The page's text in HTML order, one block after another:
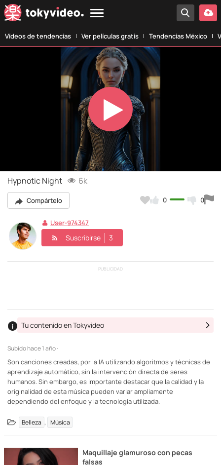
Vídeos de tendencias Ver películas gratis Tendencias México
Play
Video
Hypnotic Night 6k
Compártelo 0 0
User-974347
Suscribirse 3
PUBLICIDAD
Subidohace 1 año ·
Tu contenido en Tokyvideo
Son canciones creadas, por la IA utilizando algoritmos y técnicas de
aprendizaje automático, sin la intervención directa de seres
humanos. Sin embargo, es importante destacar que la calidad y la
originalidad de esta música pueden variar ampliamente
dependiendo del enfoque y la tecnología utilizada.
Belleza , Música
Maquillaje glamuroso con pecas
falsas